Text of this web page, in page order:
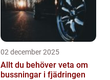
02 december 2025
Allt du behöver veta om
bussningar i fjädringen